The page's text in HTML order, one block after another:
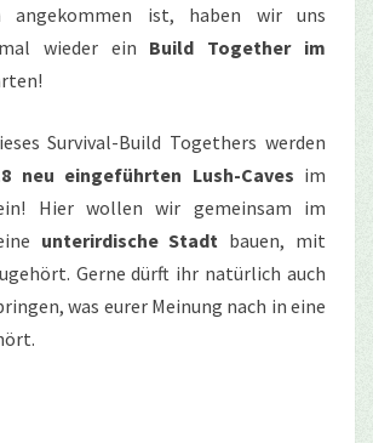
ist, haben wir uns
wieder ein Build Together im
Survival-Build Togethers werden
neu eingeführten Lush-Caves im
Hier wollen wir gemeinsam im
unterirdische Stadt bauen, mit
Gerne dürft ihr natürlich auch
was eurer Meinung nach in eine